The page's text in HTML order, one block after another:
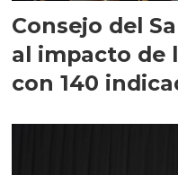
Consejo del
al impacto de
con 140